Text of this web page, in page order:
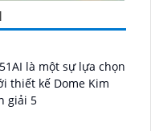
là một sự lựa chọn
giải 5